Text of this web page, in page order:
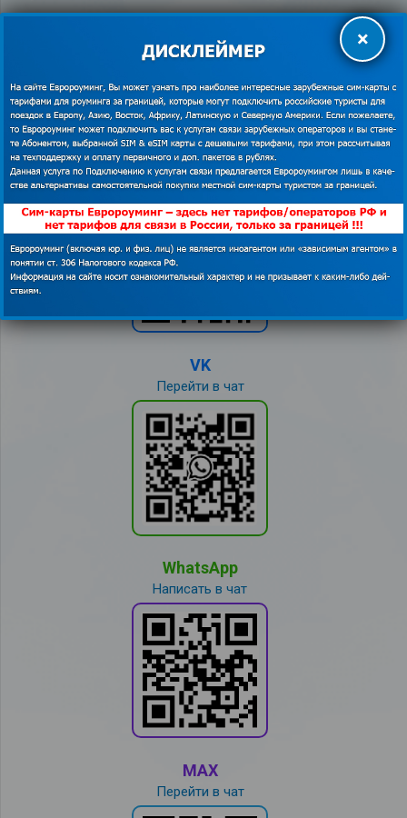
+7 (495) 011-12-94
info@euroaming.ru
Мессенджеры для связи с нами из-за границы
VK
Перейти в чат
WhatsApp
Написать в чат
MAX
Перейти в чат
×